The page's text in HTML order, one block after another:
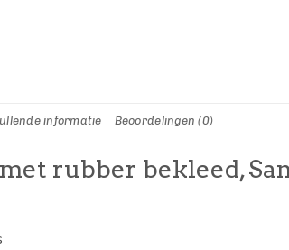
informatie Beoordelingen (0)
rubber bekleed,